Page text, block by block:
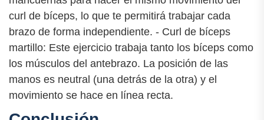
curl de bíceps, lo que te permitirá trabajar cada
brazo de forma independiente. - Curl de bíceps
martillo: Este ejercicio trabaja tanto los bíceps como
los músculos del antebrazo. La posición de las
manos es neutral (una detrás de la otra) y el
movimiento se hace en línea recta.